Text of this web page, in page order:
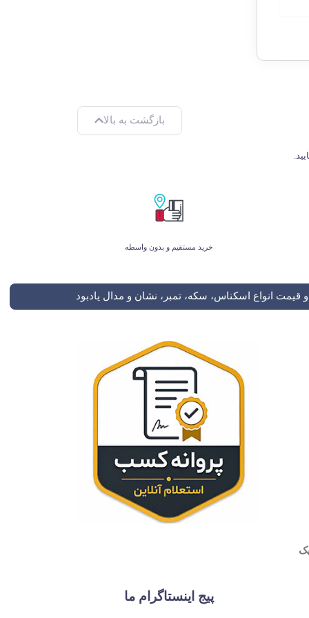
بازگشت به بالا
خرید مستقیم و بدون واسطه
قیمت انواع اسکناس، سکه، تمبر، نشان و مدال یادبود
پیج اینستاگرام ما